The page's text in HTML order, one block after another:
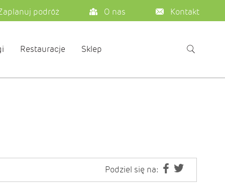
podróż O nas Kontakt
Restauracje Sklep
Podziel się na: